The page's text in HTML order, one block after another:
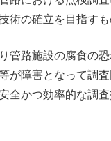
術の確立を目指すも
管路施設の腐食の
が障害となって調
全かつ効率的な調